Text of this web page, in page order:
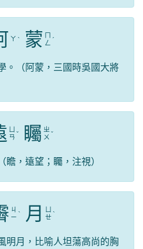
ㄚ ˋ 蒙 ㄇ
ㄥ ˊ
。（阿蒙，三國時吳國大將
ㄢ ˇ 矚 ㄓ
ㄨ ˇ
，遠望；矚，注視）
ㄐ
ㄧ ˋ 月
ㄝˋ
明月，比喻人坦蕩高尚的胸